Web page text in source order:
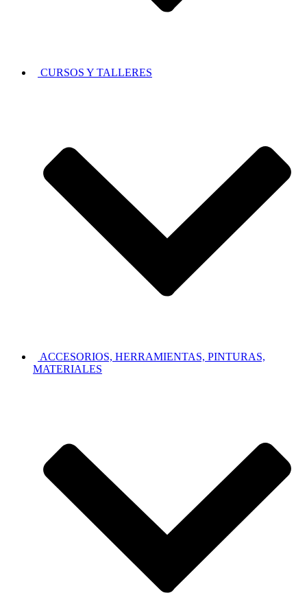
CURSOS Y TALLERES
ACCESORIOS, HERRAMIENTAS, PINTURAS,
MATERIALES